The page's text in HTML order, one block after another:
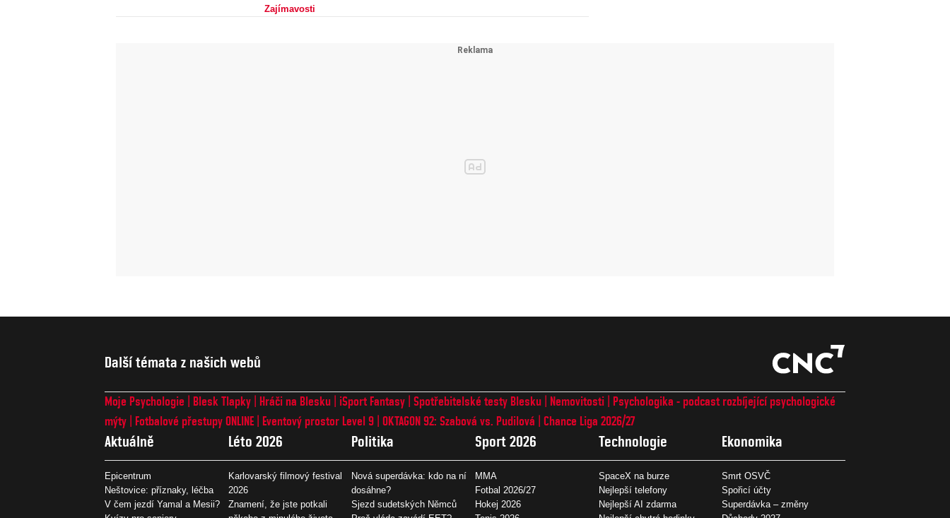
Zajímavosti
Další témata z našich webů
Moje Psychologie Blesk Tlapky Hráči na Blesku iSport Fantasy Spotřebitelské testy Blesku Nemovitosti
Psychologika - podcast rozbíjející psychologické
mýty
Fotbalové přestupy ONLINE Eventový prostor Level 9 OKTAGON 92: Szabová vs. Pudilová Chance Liga 2026/27
Aktuálně
Epicentrum
Neštovice: příznaky, léčba
V čem jezdí Yamal a Mesii?
Léto 2026
Karlovarský filmový festival
2026
Znamení, že jste potkali
Politika
Nová superdávka: kdo na ní
dosáhne?
Sjezd sudetských Němců
Sport 2026
MMA
Fotbal 2026/27
Hokej 2026
Technologie
SpaceX na burze
Nejlepší telefony
Nejlepší AI zdarma
Ekonomika
Smrt OSVČ
Spořicí účty
Superdávka – změny